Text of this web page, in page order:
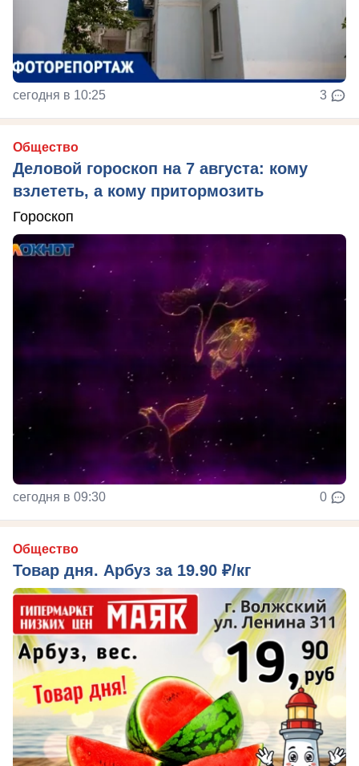
сегодня в 10:25 3
Общество
Деловой гороскоп на 7 августа: кому
взлететь, а кому притормозить
Гороскоп
сегодня в 09:30 0
Общество
Товар дня. Арбуз за 19.90 ₽/кг